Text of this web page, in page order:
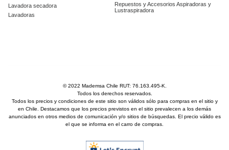
Lavadora secadora
Lavadoras
Repuestos y Accesorios Aspiradoras y
Lustraspiradora
© 2022 Mademsa Chile RUT: 76.163.495-K.
Todos los derechos reservados.
Todos los precios y condiciones de este sitio son válidos sólo para compras en el sitio y
en Chile. Destacamos que los precios previstos en el sitio prevalecen a los demás
anunciados en otros medios de comunicación y/o sitios de búsquedas. El precio válido es
el que se informa en el carro de compras.